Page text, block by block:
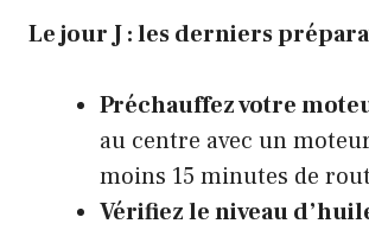
Le jour J : les derniers
Préchauffez votre
au centre avec un
moins 15 minutes de
Vérifiez le niveau